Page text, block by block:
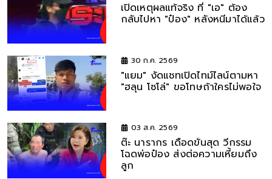
เปิดเหตุผลแท้จริง ที่ "เอ" ต้อง
กลับไปหา "ป๋อง" หลังหนีมาได้แล้ว
30 ก.ค. 2569
"แยม" งัดแชทเปิดไทม์ไลน์ตามหา
"ฮลุน โซโล่" ขอโทษถ้าใครไม่พอใจ
03 ส.ค. 2569
ต๊ะ นารากร เดือดขั้นสุด วีกรรม
โฉดพ่อป๋อง ส่งต่อความเหี้ยมถึง
ลูก